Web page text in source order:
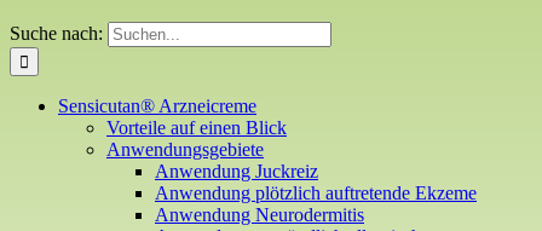
Suche nach:
Sensicutan® Arzneicreme
Vorteile auf einen Blick
Anwendungsgebiete
Anwendung Juckreiz
Anwendung plötzlich auftretende Ekzeme
Anwendung Neurodermitis